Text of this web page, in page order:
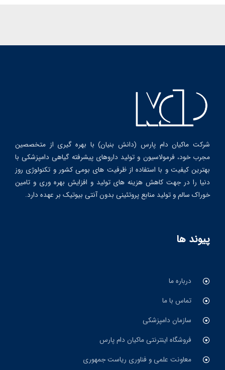
شرکت ماکیان دام پارس (دانش بنیان) با بهره گیری از متخصصین
مجرب خود، فرمولاسیون و تولید داروهای پیشرفته گیاهی دامپزشکی با
بهترین کیفیت و با استفاده از ظرفیت های بومی کشور و تکنولوژی روز
دنیا را در جهت کاهش هزینه های تولید و افزایش بهره وری و تامین
خوراک سالم و تولید منابع پروتئینی بدون آنتی بیوتیک بر عهده دارد.
پیوند ها
درباره ما
تماس با ما
سازمان دامپزشکی
فروشگاه اینترنتی ماکیان دام پارس
معاونت علمی و فناوری ریاست جمهوری